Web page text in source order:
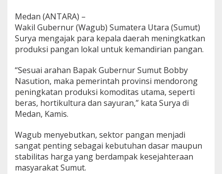
h
T
n
g
a
t
k
a
n
d
u
k
s
Medan (ANTARA) –
Wakil Gubernur (Wagub) Sumatera Utara (Sumut)
Surya mengajak para kepala daerah meningkatkan
produksi pangan lokal untuk kemandirian pangan.
“Sesuai arahan Bapak Gubernur Sumut Bobby
Nasution, maka pemerintah provinsi mendorong
peningkatan produksi komoditas utama, seperti
beras, hortikultura dan sayuran,” kata Surya di
Medan, Kamis.
Wagub menyebutkan, sektor pangan menjadi
sangat penting sebagai kebutuhan dasar maupun
stabilitas harga yang berdampak kesejahteraan
masyarakat Sumut.